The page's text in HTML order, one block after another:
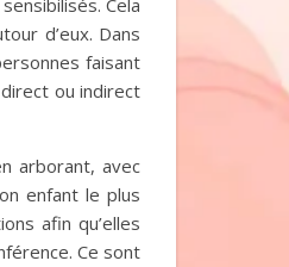
Cela
d’eux. Dans
faisant
ou indirect
arborant, avec
enfant le plus
afin qu’elles
Ce sont